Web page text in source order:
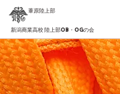
葦原陸上部
新潟商業高校 陸上部OB・OGの会